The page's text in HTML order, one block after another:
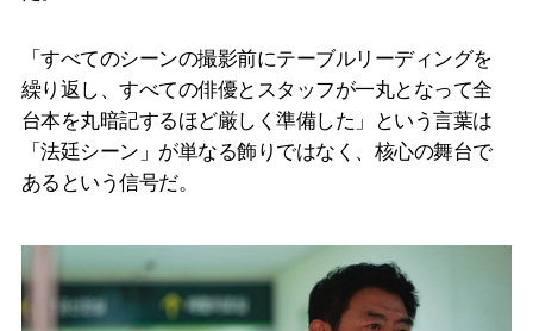
「すべてのシーンの撮影前にテーブルリーディングを
繰り返し、すべての俳優とスタッフが一丸となって全
台本を丸暗記するほど厳しく準備した」という言葉は
「法廷シーン」が単なる飾りではなく、核心の舞台で
あるという信号だ。